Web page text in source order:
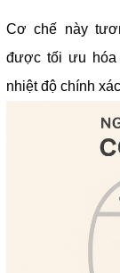
Cơ chế này
được tối ưu hóa
nhiệt độ chính